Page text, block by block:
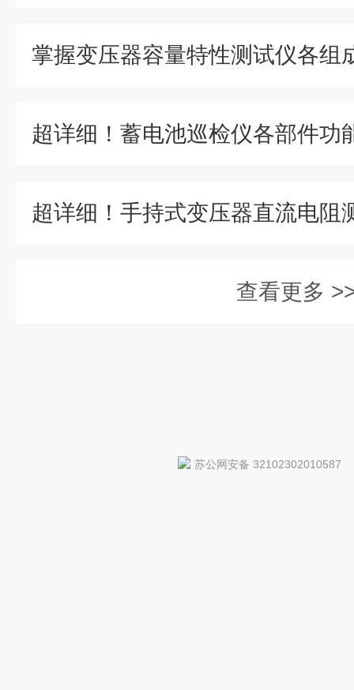
查看更多
苏公网安备 32102302010587